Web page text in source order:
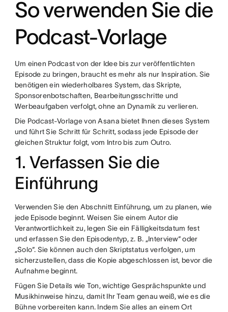
So verwenden Sie die
Podcast-Vorlage
Um einen Podcast von der Idee bis zur veröffentlichten
Episode zu bringen, braucht es mehr als nur Inspiration. Sie
benötigen ein wiederholbares System, das Skripte,
Sponsorenbotschaften, Bearbeitungsschritte und
Werbeaufgaben verfolgt, ohne an Dynamik zu verlieren.
Die Podcast-Vorlage von Asana bietet Ihnen dieses System
und führt Sie Schritt für Schritt, sodass jede Episode der
gleichen Struktur folgt, vom Intro bis zum Outro.
1. Verfassen Sie die
Einführung
Verwenden Sie den Abschnitt Einführung, um zu planen, wie
jede Episode beginnt. Weisen Sie einem Autor die
Verantwortlichkeit zu, legen Sie ein Fälligkeitsdatum fest
und erfassen Sie den Episodentyp, z. B. „Interview“ oder
„Solo“. Sie können auch den Skriptstatus verfolgen, um
sicherzustellen, dass die Kopie abgeschlossen ist, bevor die
Aufnahme beginnt.
Fügen Sie Details wie Ton, wichtige Gesprächspunkte und
Musikhinweise hinzu, damit Ihr Team genau weiß, wie es die
Bühne vorbereiten kann. Indem Sie alles an einem Ort